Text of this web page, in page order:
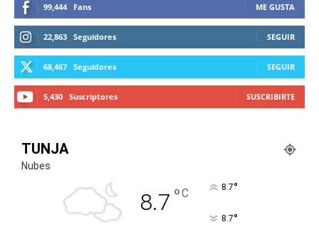
99,444 Fans ME GUSTA
22,863 Seguidores SEGUIR
68,467 Seguidores SEGUIR
5,430 Suscriptores SUSCRIBIRTE
TUNJA
Nubes
8.7 °C 8.7°
8.7°